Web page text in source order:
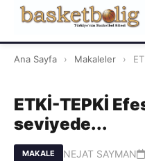
Ana Sayfa › Makaleler ›
ETKİ-TEPKİ
seviyede...
MAKALE NEJAT SAYMAN